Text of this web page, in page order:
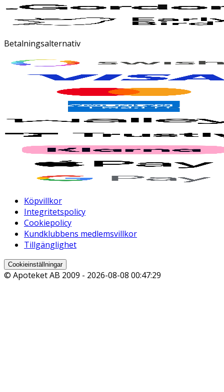
Betalningsalternativ
Köpvillkor
Integritetspolicy
Cookiepolicy
Kundklubbens medlemsvillkor
Tillgänglighet
Cookieinställningar
© Apoteket AB 2009 - 2026-08-08 00:47:29